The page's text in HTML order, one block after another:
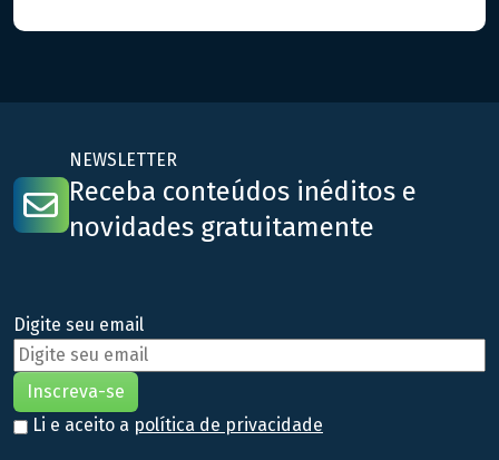
NEWSLETTER
Receba conteúdos inéditos e
novidades gratuitamente
Digite seu email
Li e aceito a política de privacidade